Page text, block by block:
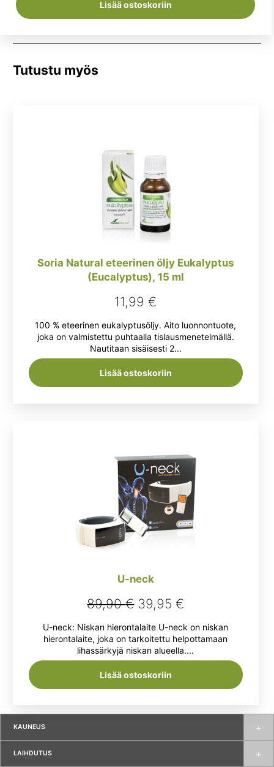
KAUNEUS
LAIHDUTUS
Lisää ostoskoriin
Tutustu myös
Soria Natural eteerinen öljy Eukalyptus
(Eucalyptus), 15 ml
11,99€
100 % eteerinen eukalyptusöljy. Aito luonnontuote,
joka on valmistettu puhtaalla tislausmenetelmällä.
Nautitaan sisäisesti 2...
Lisää ostoskoriin
U-neck
89,90€ Alkuperäinen
hinta
oli:
89,90 €.
39,95€
hinta
on:
39,95 €.
U-neck: Niskan hierontalaite U-neck on niskan
hierontalaite, joka on tarkoitettu helpottamaan
lihassärkyjä niskan alueella....
Lisää ostoskoriin